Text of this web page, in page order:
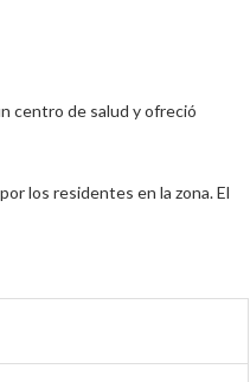
centro de salud y ofreció
los residentes en la zona. El